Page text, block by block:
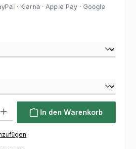
· Klarna · Apple Pay · Google
In den Warenkorb